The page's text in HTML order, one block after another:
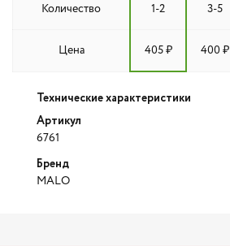
Количество 1-2 3-5
Цена 405 ₽ 400 ₽
Технические характеристики
Артикул
6761
Бренд
MALO